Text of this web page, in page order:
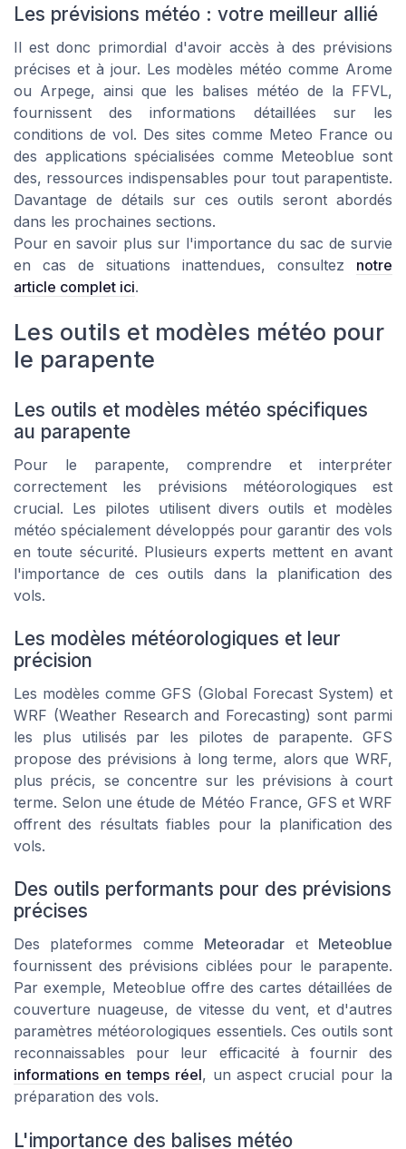
Les prévisions météo : votre meilleur allié
Il est donc primordial d'avoir accès à des prévisions
précises et à jour. Les modèles météo comme Arome
ou Arpege, ainsi que les balises météo de la FFVL,
fournissent des informations détaillées sur les
conditions de vol. Des sites comme Meteo France ou
des applications spécialisées comme Meteoblue sont
des, ressources indispensables pour tout parapentiste.
Davantage de détails sur ces outils seront abordés
dans les prochaines sections.
Pour en savoir plus sur l'importance du sac de survie
en cas de situations inattendues, consultez notre
article complet ici.
Les outils et modèles météo pour
le parapente
Les outils et modèles météo spécifiques
au parapente
Pour le parapente, comprendre et interpréter
correctement les prévisions météorologiques est
crucial. Les pilotes utilisent divers outils et modèles
météo spécialement développés pour garantir des vols
en toute sécurité. Plusieurs experts mettent en avant
l'importance de ces outils dans la planification des
vols.
Les modèles météorologiques et leur
précision
Les modèles comme GFS (Global Forecast System) et
WRF (Weather Research and Forecasting) sont parmi
les plus utilisés par les pilotes de parapente. GFS
propose des prévisions à long terme, alors que WRF,
plus précis, se concentre sur les prévisions à court
terme. Selon une étude de Météo France, GFS et WRF
offrent des résultats fiables pour la planification des
vols.
Des outils performants pour des prévisions
précises
Des plateformes comme Meteoradar et Meteoblue
fournissent des prévisions ciblées pour le parapente.
Par exemple, Meteoblue offre des cartes détaillées de
couverture nuageuse, de vitesse du vent, et d'autres
paramètres météorologiques essentiels. Ces outils sont
reconnaissables pour leur efficacité à fournir des
informations en temps réel, un aspect crucial pour la
préparation des vols.
L'importance des balises météo